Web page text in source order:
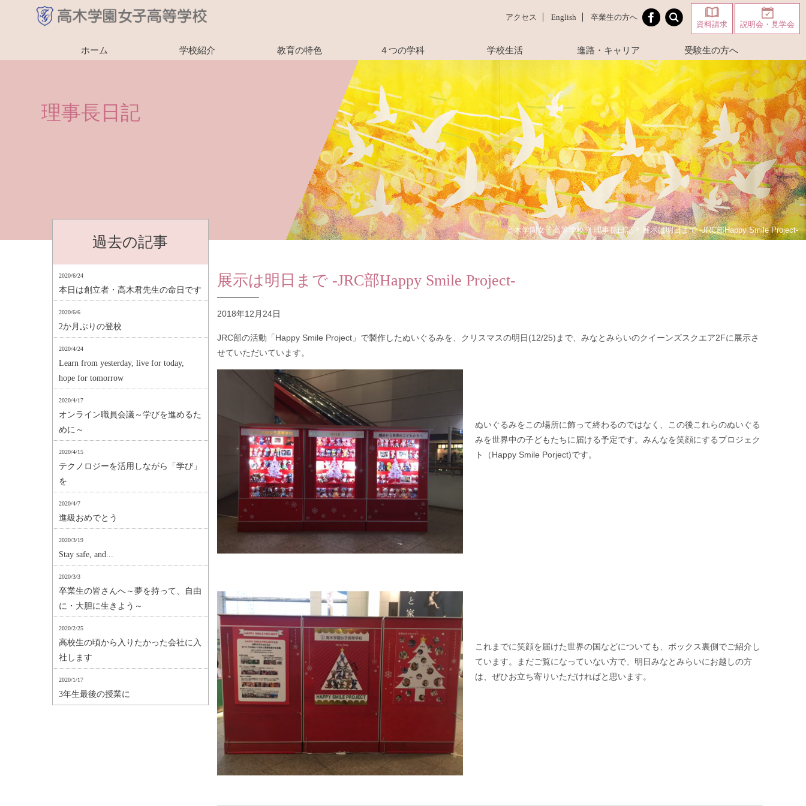
アクセス English
卒業生の方へ
資料請求
説明会・見学会
ホーム 学校紹介 教育の特色 ４つの学科 学校生活 進路・キャリア 受験生の方へ
理事長日記
高木学園女子高等学校>理事長日記 > 展示は明日まで -JRC部Happy Smile Project-
展示は明日まで -JRC部Happy Smile Project-
2018年12月24日
JRC部の活動「Happy Smile Project」で製作したぬいぐるみを、クリスマスの明日(12/25)まで、みなとみらいのクイーンズスクエア2Fに展示さ
せていただいています。
ぬいぐるみをこの場所に飾って終わるのではなく、この後これらのぬいぐる
みを世界中の子どもたちに届ける予定です。みんなを笑顔にするプロジェク
ト（Happy Smile Porject)です。
これまでに笑顔を届けた世界の国などについても、ボックス裏側でご紹介し
ています。まだご覧になっていない方で、明日みなとみらいにお越しの方
は、ぜひお立ち寄りいただければと思います。
過去の記事
2020/6/24
本日は創立者・高木君先生の命日です
2020/6/6
2か月ぶりの登校
2020/4/24
Learn from yesterday, live for today,
hope for tomorrow
2020/4/17
オンライン職員会議～学びを進めるた
めに～
2020/4/15
テクノロジーを活用しながら「学び」
を
2020/4/7
進級おめでとう
2020/3/19
Stay safe, and...
2020/3/3
卒業生の皆さんへ～夢を持って、自由
に・大胆に生きよう～
2020/2/25
高校生の頃から入りたかった会社に入
社します
2020/1/17
3年生最後の授業に